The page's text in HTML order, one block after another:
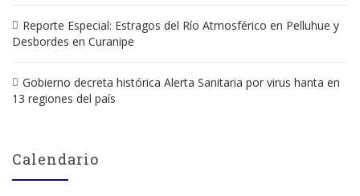
Reporte Especial: Estragos del Río Atmosférico en Pelluhue y
Desbordes en Curanipe
Gobierno decreta histórica Alerta Sanitaria por virus hanta en
13 regiones del país
Calendario